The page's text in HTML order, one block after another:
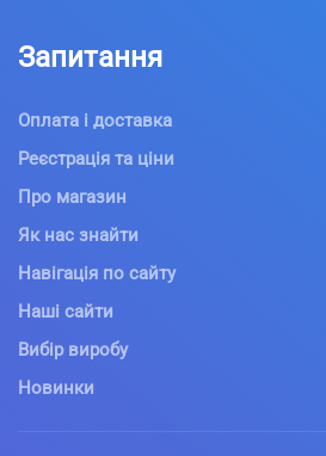
Запитання
Оплата і доставка
Реєстрація та ціни
Про магазин
Як нас знайти
Навігація по сайту
Наші сайти
Вибір виробу
Новинки